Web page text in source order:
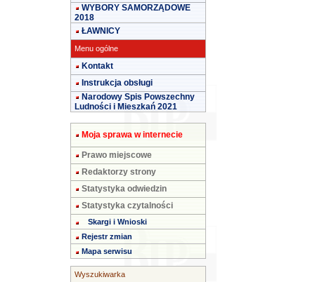
WYBORY SAMORZĄDOWE
2018
ŁAWNICY
Menu ogólne
Kontakt
Instrukcja obsługi
Narodowy Spis Powszechny
Ludności i Mieszkań 2021
Moja sprawa w internecie
Prawo miejscowe
Redaktorzy strony
Statystyka odwiedzin
Statystyka czytalności
Skargi i Wnioski
Rejestr zmian
Mapa serwisu
Wyszukiwarka